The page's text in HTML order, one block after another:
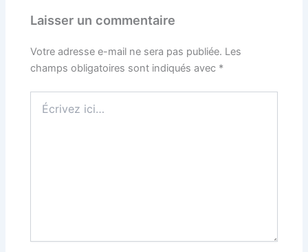
Laisser un commentaire
Votre adresse e-mail ne sera pas publiée. Les
champs obligatoires sont indiqués avec *
ici…